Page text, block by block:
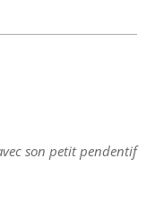
son petit pendentif